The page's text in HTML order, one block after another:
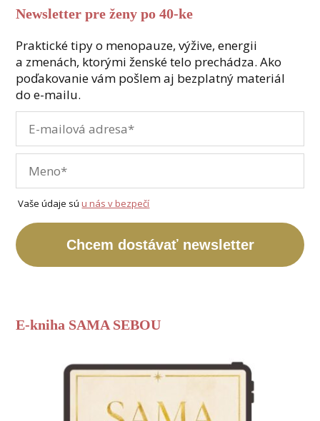
Newsletter pre ženy po 40-ke
Praktické tipy o menopauze, výžive, energii
a zmenách, ktorými ženské telo prechádza. Ako
poďakovanie vám pošlem aj bezplatný materiál
do e-mailu.
Vaše údaje súu nás v bezpečí
Chcem dostávať newsletter
E-kniha SAMA SEBOU